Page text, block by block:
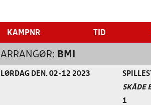
KAMPNR TID
ARRANGØR: BMI
LØRDAG DEN. 02-12 2023
SKÅDE
1